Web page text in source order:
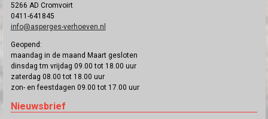
5266 AD Cromvoirt
0411-641845
info@asperges-verhoeven.nl
Geopend:
maandag in de maand Maart gesloten
dinsdag tm vrijdag 09.00 tot 18.00 uur
zaterdag 08.00 tot 18.00 uur
zon- en feestdagen 09.00 tot 17.00 uur
Nieuwsbrief